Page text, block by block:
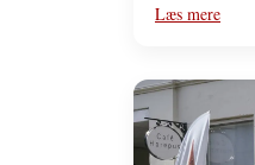
Læs mere